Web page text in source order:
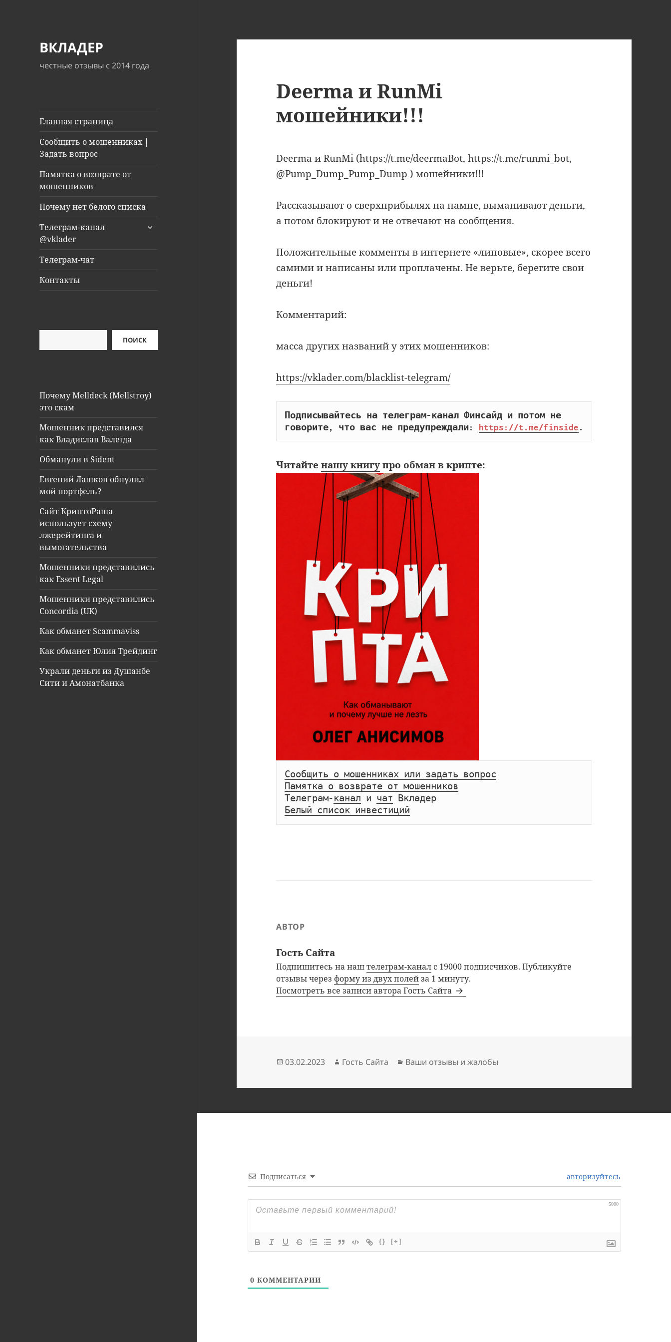
ВКЛАДЕР
честные отзывы с 2014 года
Главная страница
Сообщить о мошенниках |
Задать вопрос
Памятка о возврате от
мошенников
Почему нет белого списка
Телеграм-канал
@vklader
раскрыть
Телеграм-чат
Контакты
ПОИСК
Почему Melldeck (Mellstroy)
это скам
Мошенник представился
как Владислав Валегда
Обманули в Sident
Евгений Лашков обнулил
мой портфель?
Сайт КриптоРаша
использует схему
лжерейтинга и
вымогательства
Мошенники представились
как Essent Legal
Мошенники представились
Concordia (UK)
Как обманет Scammaviss
Как обманет Юлия Трейдинг
Украли деньги из Душанбе
Сити и Амонатбанка
Deerma и RunMi
мошейники!!!
Deerma и RunMi (https://t.me/deermaBot, https://t.me/runmi_bot,
@Pump_Dump_Pump_Dump ) мошейники!!!
Рассказывают о сверхприбылях на пампе, выманивают деньги,
а потом блокируют и не отвечают на сообщения.
Положительные комменты в интернете «липовые», скорее всего
самими и написаны или проплачены. Не верьте, берегите свои
деньги!
Комментарий:
масса других названий у этих мошенников:
https://vklader.com/blacklist-telegram/
Подписывайтесь на телеграм-канал Финсайд и потом не
говорите, что вас не предупреждали:
https://t.me/finside .
Читайтенашу книгупро обман в крипте:
Сообщить о мошенниках или задать вопрос
Памятка о возврате от мошенников
Телеграм- канал и чат
Вкладер
Белый список инвестиций
АВТОР
Гость Сайта
Подпишитесь на наштелеграм-канал с 19000 подписчиков. Публикуйте
отзывы через форму из двух полейза 1 минуту.
Посмотреть все записи автора Гость Сайта
Опубликовано
03.02.2023 Автор
Гость Сайта Рубрики
Ваши отзывы и жалобы
Подписаться авторизуйтесь
5000
{} [+]
0 КОММЕНТАРИИ